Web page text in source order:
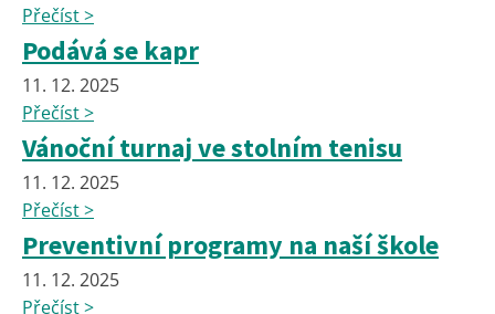
Přečíst >
Podává se kapr
11. 12. 2025
Přečíst >
Vánoční turnaj ve stolním tenisu
11. 12. 2025
Přečíst >
Preventivní programy na naší škole
11. 12. 2025
Přečíst >